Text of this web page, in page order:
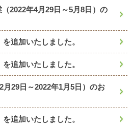
2022年4月29日～5月8日）の
追加いたしました。
追加いたしました。
月29日～2022年1月5日）のお
追加いたしました。